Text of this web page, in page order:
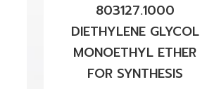
803127.1000
DIETHYLENE GLYCOL
MONOETHYL ETHER
FOR SYNTHESIS